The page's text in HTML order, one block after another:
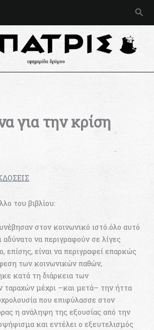
για την κρίση
του βιβλίου:
στον κοινωνικό ιστό όλο αυτό
αδύνατο να περιγραφούν σε λίγες
επίσης, είναι να περιγραφεί επαρκώς
των κοινωνικών παθών,
κατά τη διάρκεια των
ταραχών μέχρι –και μετά– την ήττα
που επιφύλασσε στον
η ανάληψη της εξουσίας από την
και εντέλει ο εξευτελισμός